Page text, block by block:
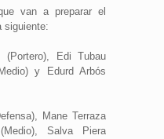
van a preparar el
siguiente:
(Portero), Edi Tubau
y Edurd Arbós
Mane Terraza
Salva Piera